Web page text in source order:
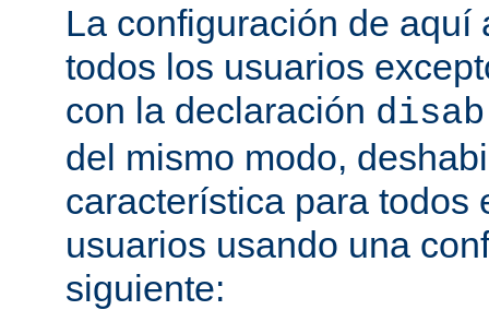
La configuración de aquí
todos los usuarios
con la declaración
del mismo modo,
característica para todos
usuarios usando una
siguiente: